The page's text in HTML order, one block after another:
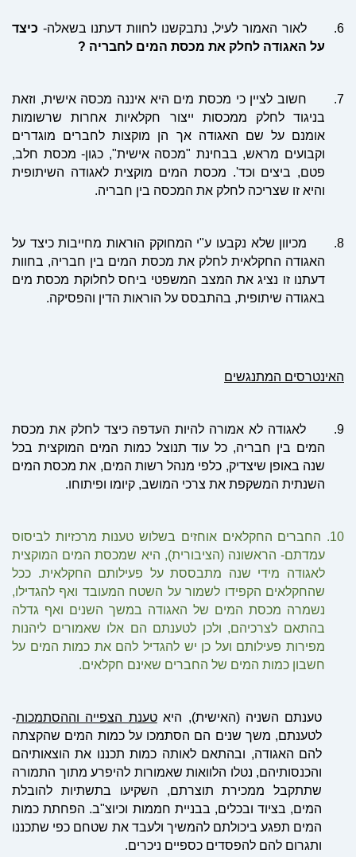
6. לאור האמור לעיל, נתבקשנו לחוות דעתנו בשאלה- כיצד
על האגודה לחלק את מכסת המים לחבריה ?
7.
חשוב לציין כי מכסת מים היא איננה מכסה אישית, וזאת
בניגוד לחלק ממכסות ייצור חקלאיות אחרות שרשומות
אומנם על שם האגודה אך הן מוקצות לחברים מוגדרים
וקבועים מראש, בבחינת "מכסה אישית", כגון- מכסת חלב,
פטם, ביצים וכד'. מכסת המים מוקצית לאגודה השיתופית
והיא זו שצריכה לחלק את המכסה בין חבריה.
8.
מכיוון שלא נקבעו ע"י המחוקק הוראות מחייבות כיצד על
האגודה החקלאית לחלק את מכסת המים בין חבריה, בחוות
דעתנו זו נציג את המצב המשפטי ביחס לחלוקת מכסת מים
באגודה שיתופית, בהתבסס על הוראות הדין והפסיקה.
האינטרסים המתנגשים
9.
לאגודה לא אמורה להיות העדפה כיצד לחלק את מכסת
המים בין חבריה, כל עוד תנוצל כמות המים המוקצית בכל
שנה באופן שיצדיק, כלפי מנהל רשות המים, את מכסת המים
השנתית המשקפת את צרכי המושב, קיומו ופיתוחו.
10.
החברים החקלאים אוחזים בשלוש טענות מרכזיות לביסוס
עמדתם- הראשונה (הציבורית), היא שמכסת המים המוקצית
לאגודה מידי שנה מתבססת על פעילותם החקלאית. ככל
שהחקלאים הקפידו לשמור על השטח המעובד ואף להגדילו,
נשמרה מכסת המים של האגודה במשך השנים ואף גדלה
בהתאם לצרכיהם, ולכן לטענתם הם אלו שאמורים ליהנות
מפירות פעילותם ועל כן יש להגדיל להם את כמות המים על
חשבון כמות המים של החברים שאינם חקלאים.
טענתם השניה (האישית), היאטענת הצפייה וההסתמכות-
לטענתם, משך שנים הם הסתמכו על כמות המים שהקצתה
להם האגודה, ובהתאם לאותה כמות תכננו את הוצאותיהם
והכנסותיהם, נטלו הלוואות שאמורות להיפרע מתוך התמורה
שתתקבל ממכירת תוצרתם, השקיעו בתשתיות להובלת
המים, בציוד ובכלים, בבניית חממות וכיוצ"ב. הפחתת כמות
המים תפגע ביכולתם להמשיך ולעבד את שטחם כפי שתכננו
ותגרום להם להפסדים כספיים ניכרים.